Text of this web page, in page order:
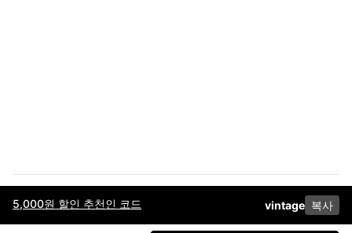
5,000원 할인 추천인 코드 vintage 복사
이용약관고객센터판매개인정보 처리방침사업자 정보다운로드